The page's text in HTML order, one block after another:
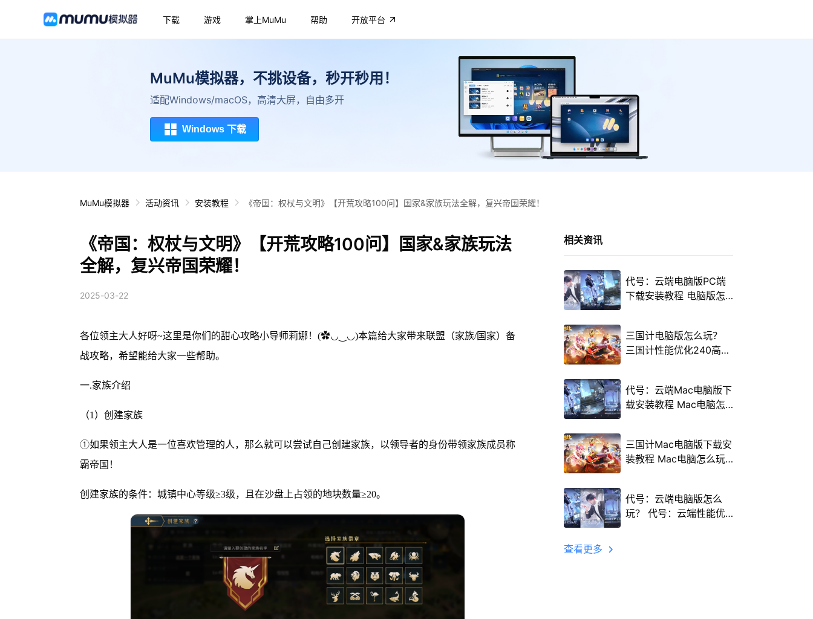
下载 游戏 掌上MuMu 帮助 开放平台
MuMu模拟器，不挑设备，秒开秒用！
适配Windows/macOS，高清大屏，自由多开
Windows 下载
MuMu模拟器 活动资讯 安装教程 《帝国：权杖与文明》【开荒攻略100问】国家&家族玩法全解，复兴帝国荣耀！
《帝国：权杖与文明》【开荒攻略100问】国家&家族玩法
全解，复兴帝国荣耀！
2025-03-22
各位领主大人好呀~这里是你们的甜心攻略小导师莉娜！(✿◡‿◡)本篇给大家带来联盟（家族/国家）备
战攻略，希望能给大家一些帮助。
一.家族介绍
（1）创建家族
①如果领主大人是一位喜欢管理的人，那么就可以尝试自己创建家族，以领导者的身份带领家族成员称
霸帝国！
创建家族的条件：城镇中心等级≥3级，且在沙盘上占领的地块数量≥20。
相关资讯
代号：云端电脑版PC端
下载安装教程 电脑版怎
三国计电脑版怎么玩？
三国计性能优化240高帧
代号：云端Mac电脑版下
载安装教程 Mac电脑怎
三国计Mac电脑版下载安
装教程 Mac电脑怎么玩
代号：云端电脑版怎么
玩？ 代号：云端性能优
查看更多